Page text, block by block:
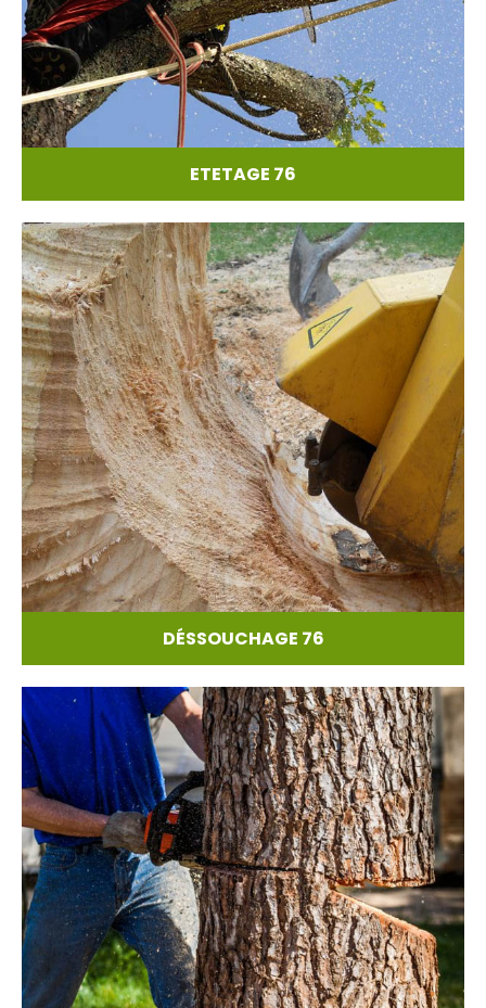
ETETAGE 76
DÉSSOUCHAGE 76